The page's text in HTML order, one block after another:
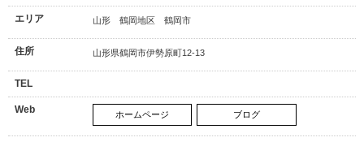
エリア 山形 鶴岡地区 鶴岡市
住所 山形県鶴岡市伊勢原町12-13
TEL
Web ホームページ ブログ